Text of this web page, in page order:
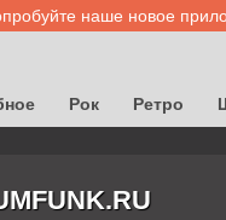
наше новое
Рок Ретро